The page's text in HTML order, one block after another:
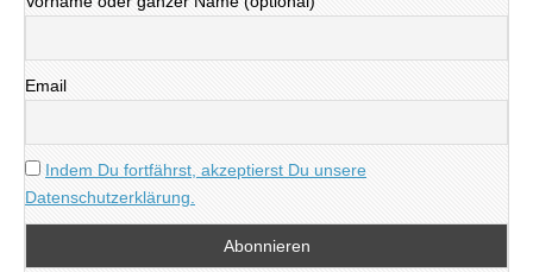
Email
Indem Du fortfährst, akzeptierst Du unsere
Datenschutzerklärung.